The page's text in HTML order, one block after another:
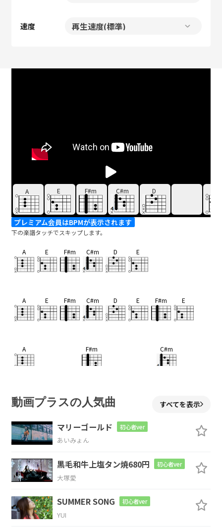
速度
A E F#m C#m D
プレミアム会員はBPMが表示されます
下の楽譜タッチでスキップします。
A E F#m C#m D E
A E F#m C#m D E F#m E
A F#m C#m
こ
D
の世に一つし かない
A
冬の寒さに打 ちひしがれないよう に
D
誰かの声
動画プラスの人気曲 すべてを表示
マリーゴールド 初心者ver
あいみょん
黒毛和牛上塩タン焼680円 初心者ver
大塚愛
SUMMER SONG 初心者ver
YUI